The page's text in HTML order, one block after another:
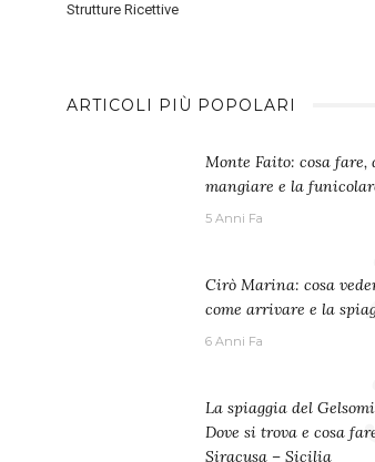
Strutture Ricettive
ARTICOLI PIÙ POPOLARI
Monte Faito: cosa fare,
mangiare e la
5 Anni Fa
Cirò Marina: cosa
come arrivare e la
6 Anni Fa
La spiaggia del
Dove si trova e cosa
Siracusa – Sicilia